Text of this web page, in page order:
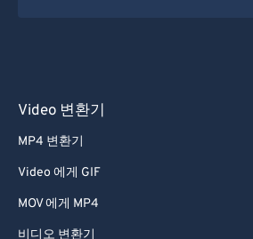
Video 변환기
MP4 변환기
Video 에게 GIF
MOV 에게 MP4
비디오 변환기